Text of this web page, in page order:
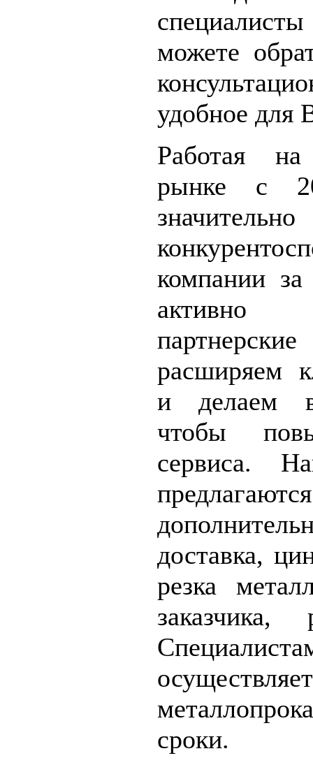
можете
удобное для
Работая на
рынке с
компании
активно
расширяем
и делаем
чтобы
сервиса.
доставка,
резка
заказчика,
сроки.